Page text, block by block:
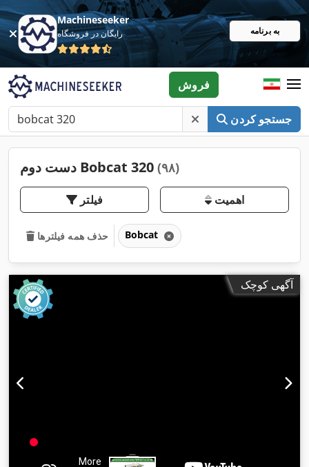
Machineseeker
رایگان در فروشگاه به برنامه
جستجو کردن
فروش
دست دوم Bobcat 320 (۹۸)
فیلتر اهمیت
حذف همه فیلترها Bobcat
آگهی کوچک